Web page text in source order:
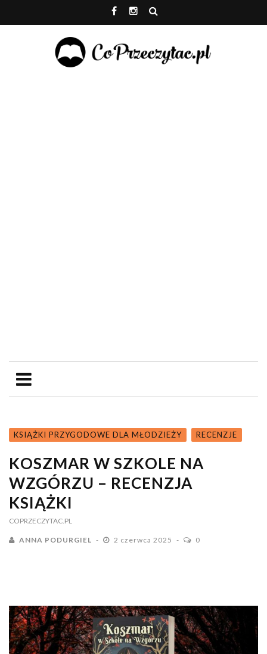
KSIĄŻKI PRZYGODOWE DLA MŁODZIEŻY RECENZJE
KOSZMAR W SZKOLE NA
WZGÓRZU – RECENZJA
KSIĄŻKI
COPRZECZYTAC.PL
ANNA PODURGIEL 2 czerwca 2025 0